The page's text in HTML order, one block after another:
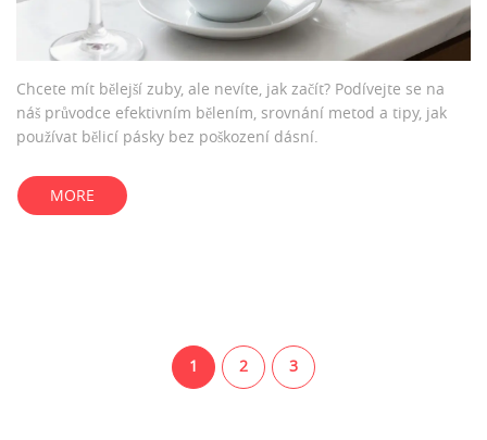
Chcete mít bělejší zuby, ale nevíte, jak začít? Podívejte se na
náš průvodce efektivním bělením, srovnání metod a tipy, jak
používat bělicí pásky bez poškození dásní.
MORE
1 2 3